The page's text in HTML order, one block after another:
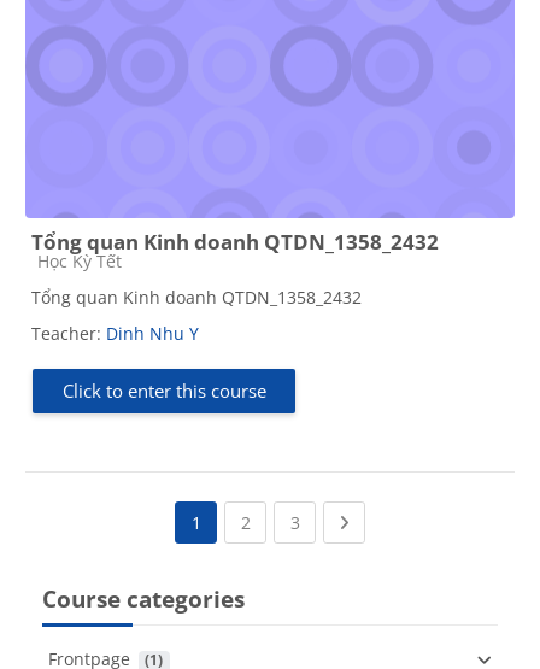
Tổng quan Kinh doanh QTDN_1358_2432
Course category
Học Kỳ Tết
Tổng quan Kinh doanh QTDN_1358_2432
Teacher: Dinh Nhu Y
Click to enter this course
1 2(current)
3(current)
Course categories
Frontpage (1)